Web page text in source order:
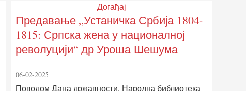
Догађај
Предавање „Устаничка Србија 1804-
1815: Српска жена у националној
револуцији“ др Уроша Шешума
06-02-2025
Поводом Дана државности, Народна библиотека